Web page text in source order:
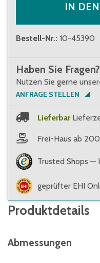
IN
Bestell-Nr.: 10-45390
Haben Sie Fragen?
Nutzen Sie gerne
ANFRAGE STELLEN
Lieferbar
Frei-Haus ab
Trusted Shops —
geprüfter EHI
Produktdetails
Abmessungen